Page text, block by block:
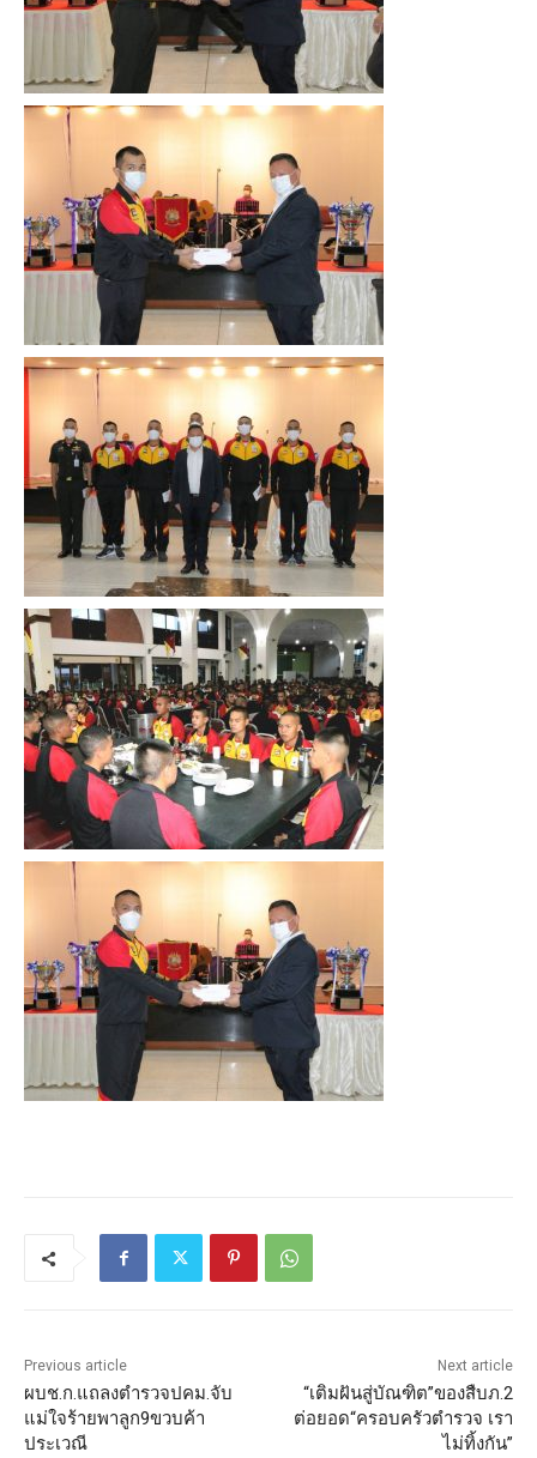
Previous article
ผบช.ก.แถลงตำรวจปคม.จับ
แม่ใจร้ายพาลูก9ขวบค้า
ประเวณี
Next article
“เติมฝันสู่บัณฑิต”ของสืบภ.2
ต่อยอด“ครอบครัวตำรวจ เรา
ไม่ทิ้งกัน”